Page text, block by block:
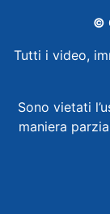
©
Tutti i video,
Sono vietati
maniera